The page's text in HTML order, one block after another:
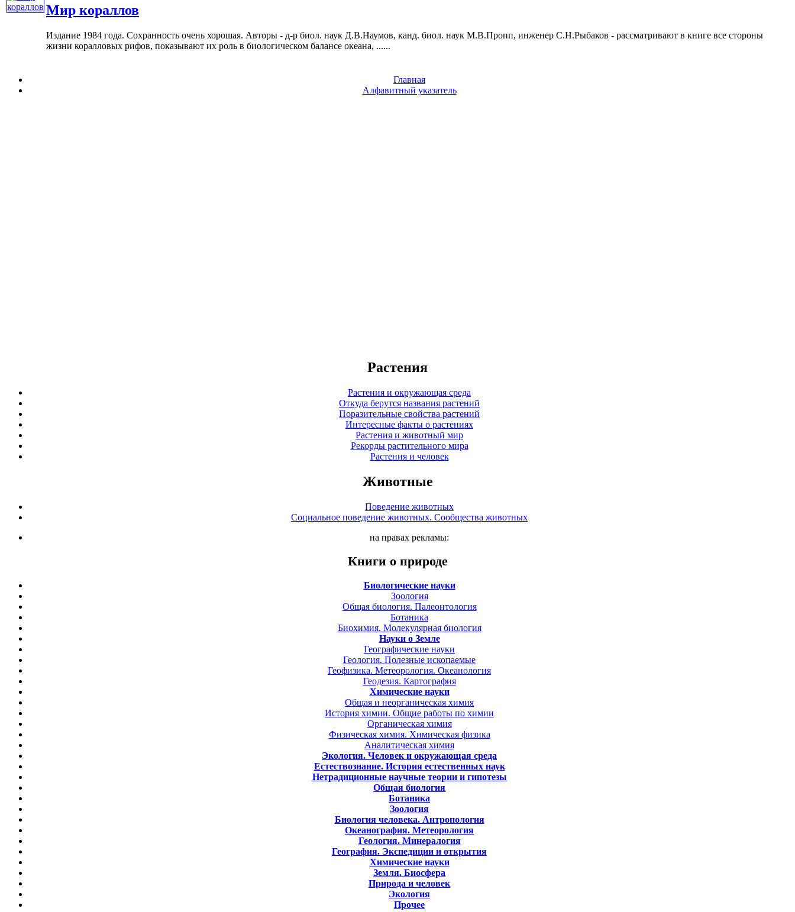
Мир кораллов
Издание 1984 года. Сохранность очень хорошая. Авторы - д-р биол. наук Д.В.Наумов, канд. биол. наук М.В.Пропп, инженер С.Н.Рыбаков - рассматривают в книге все стороны
жизни коралловых рифов, показывают их роль в биологическом балансе океана, ......
Главная
Алфавитный указатель
Растения
Растения и окружающая среда
Откуда берутся названия растений
Поразительные свойства растений
Интересные факты о растениях
Растения и животный мир
Рекорды растительного мира
Растения и человек
Животные
Поведение животных
Социальное поведение животных. Сообщества животных
на правах рекламы:
Книги о природе
Биологические науки
Зоология
Общая биология. Палеонтология
Ботаника
Биохимия. Молекулярная биология
Науки о Земле
Географические науки
Геология. Полезные ископаемые
Геофизика. Метеорология. Океанология
Геодезия. Картография
Химические науки
Общая и неорганическая химия
История химии. Общие работы по химии
Органическая химия
Физическая химия. Химическая физика
Аналитическая химия
Экология. Человек и окружающая среда
Естествознание. История естественных наук
Нетрадиционные научные теории и гипотезы
Общая биология
Ботаника
Зоология
Биология человека. Антропология
Океанография. Метеорология
Геология. Минералогия
География. Экспедиции и открытия
Химические науки
Земля. Биосфера
Природа и человек
Экология
Прочее